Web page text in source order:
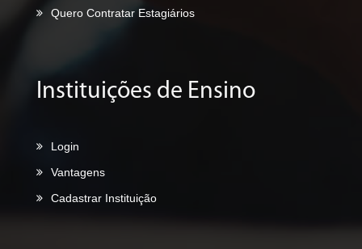
Quero Contratar Estagiários
Instituições de Ensino
Login
Vantagens
Cadastrar Instituição